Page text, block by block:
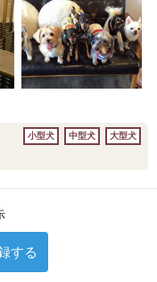
小型犬 中型犬 大型犬
する